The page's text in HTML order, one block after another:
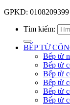
GPKD: 0108209399
Tìm kiếm:
BẾP TỪ
Bếp từ
Bếp từ
Bếp từ
Bếp từ
Bếp từ
Bếp từ